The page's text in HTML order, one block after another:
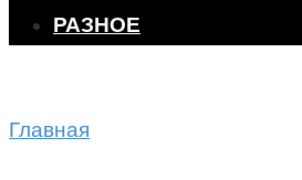
РАЗНОЕ
Главная